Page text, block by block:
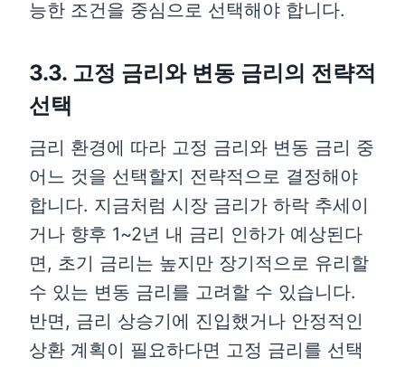
능한 조건을 중심으로 선택해야 합니다.
3.3. 고정 금리와 변동 금리의 전략적
선택
금리 환경에 따라 고정 금리와 변동 금리 중
어느 것을 선택할지 전략적으로 결정해야
합니다. 지금처럼 시장 금리가 하락 추세이
거나 향후 1~2년 내 금리 인하가 예상된다
면, 초기 금리는 높지만 장기적으로 유리할
수 있는 변동 금리를 고려할 수 있습니다.
반면, 금리 상승기에 진입했거나 안정적인
상환 계획이 필요하다면 고정 금리를 선택